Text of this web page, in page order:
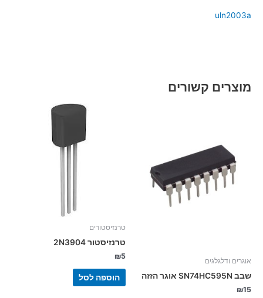
uln2003a
מוצרים קשורים
אוגרים ודלגלגים
שבב SN74HC595N אוגר הזזה
₪15
טרנזיסטורים
טרנזיסטור 2N3904
₪5
הוספה לסל